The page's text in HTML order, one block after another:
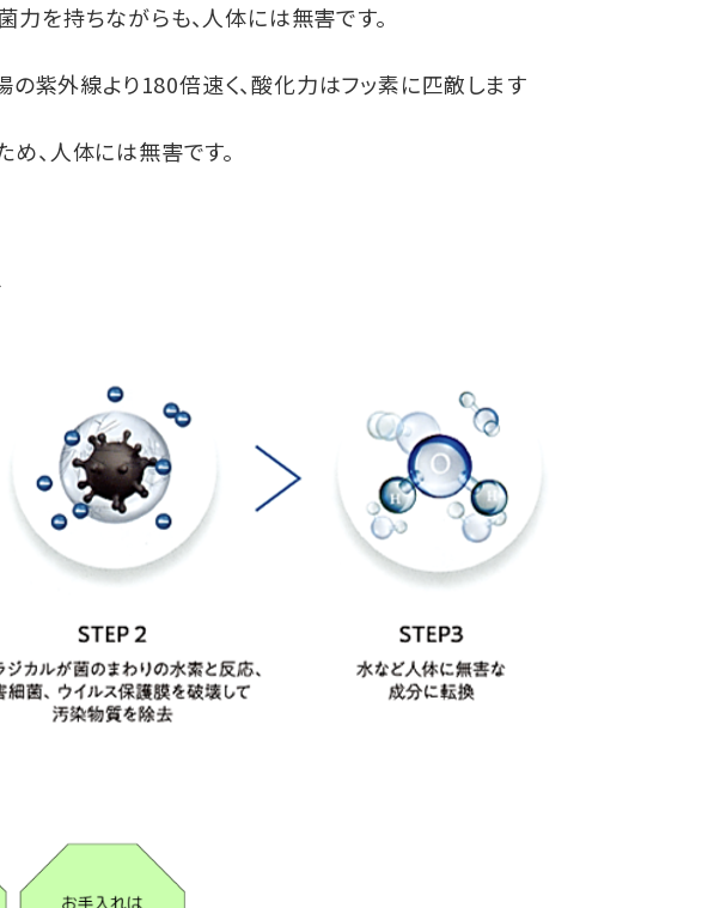
を持ちながらも、人体には無害です。
紫外線より180倍速く、酸化力はフッ素に匹敵します
、人体には無害です。